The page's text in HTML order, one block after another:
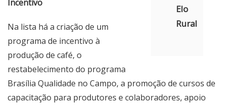
Elo
Rural
Incentivo
Na lista há a criação de um
programa de incentivo à
produção de café, o
restabelecimento do programa
Brasília Qualidade no Campo, a promoção de cursos de
capacitação para produtores e colaboradores, apoio